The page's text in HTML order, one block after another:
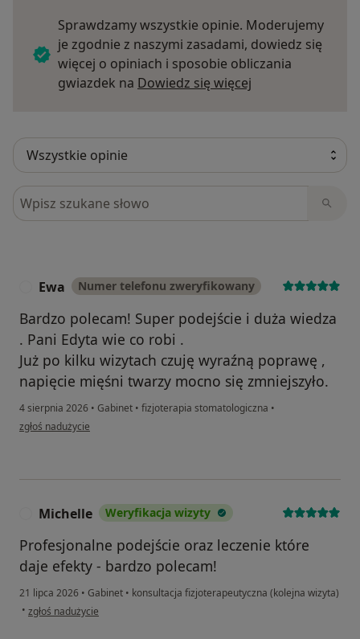
Sprawdzamy wszystkie opinie. Moderujemy
je zgodnie z naszymi zasadami, dowiedz się
więcej o opiniach i sposobie obliczania
gwiazdek na Dowiedz się więcej
Szukaj w opiniach
Ewa Numer telefonu zweryfikowany
Bardzo polecam! Super podejście i duża wiedza
. Pani Edyta wie co robi .
Już po kilku wizytach czuję wyraźną poprawę ,
napięcie mięśni twarzy mocno się zmniejszyło.
4 sierpnia 2026 • Gabinet • fizjoterapia stomatologiczna •
w opinii użytkownika Ewa
zgłoś nadużycie
Michelle Weryfikacja wizyty
Profesjonalne podejście oraz leczenie które
daje efekty - bardzo polecam!
21 lipca 2026 • Gabinet • konsultacja fizjoterapeutyczna (kolejna wizyta)
• w opinii użytkownika Michelle
zgłoś nadużycie